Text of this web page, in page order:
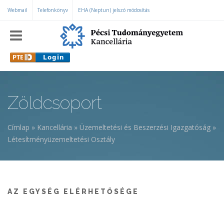
Ugrás a tartalomra
Webmail Telefonkönyv EHA (Neptun) jelszó módosítás
Zöldcsoport
Jelenlegi hely
Címlap » Kancellária » Üzemeltetési és Beszerzési Igazgatóság »
Létesítményüzemeltetési Osztály
AZ EGYSÉG ELÉRHETŐSÉGE